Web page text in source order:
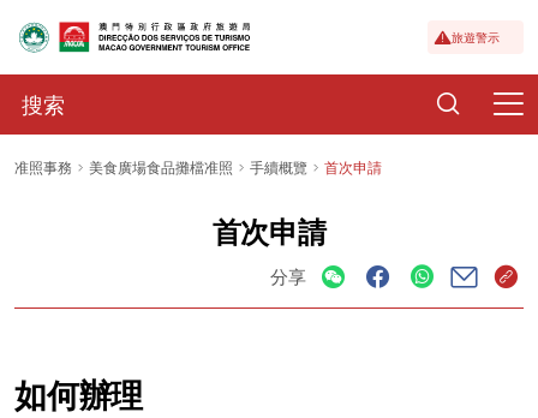
旅遊警示
准照事務 美食廣場食品攤檔准照 手續概覽 首次申請
首次申請
分享
如何辦理